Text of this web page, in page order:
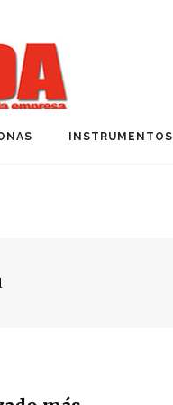
INSTRUMENTOS